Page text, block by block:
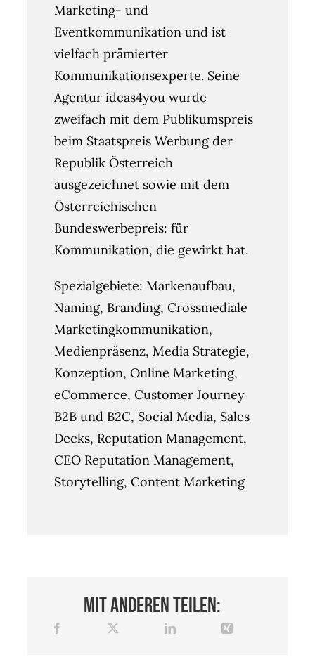
Marketing- und
Eventkommunikation und ist
vielfach prämierter
Kommunikationsexperte. Seine
Agentur ideas4you wurde
zweifach mit dem Publikumspreis
beim Staatspreis Werbung der
Republik Österreich
ausgezeichnet sowie mit dem
Österreichischen
Bundeswerbepreis: für
Kommunikation, die gewirkt hat.
Spezialgebiete: Markenaufbau,
Naming, Branding, Crossmediale
Marketingkommunikation,
Medienpräsenz, Media Strategie,
Konzeption, Online Marketing,
eCommerce, Customer Journey
B2B und B2C, Social Media, Sales
Decks, Reputation Management,
CEO Reputation Management,
Storytelling, Content Marketing
Mit anderen teilen: